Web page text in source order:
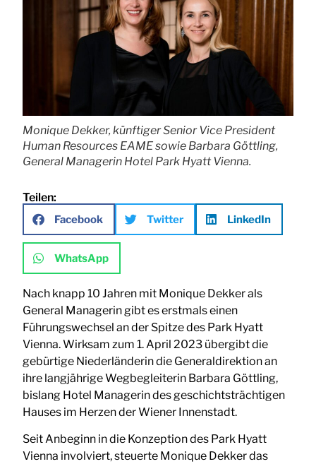
Monique Dekker, künftiger Senior Vice President
Human Resources EAME sowie Barbara Göttling,
General Managerin Hotel Park Hyatt Vienna.
Teilen:
Facebook Twitter LinkedIn
WhatsApp
Nach knapp 10 Jahren mit Monique Dekker als
General Managerin gibt es erstmals einen
Führungswechsel an der Spitze des Park Hyatt
Vienna. Wirksam zum 1. April 2023 übergibt die
gebürtige Niederländerin die Generaldirektion an
ihre langjährige Wegbegleiterin Barbara Göttling,
bislang Hotel Managerin des geschichtsträchtigen
Hauses im Herzen der Wiener Innenstadt.
Seit Anbeginn in die Konzeption des Park Hyatt
Vienna involviert, steuerte Monique Dekker das